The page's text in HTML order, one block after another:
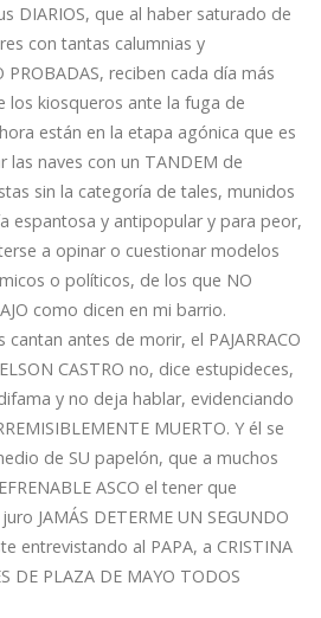
DIARIOS, que al haber saturado de
con tantas calumnias y
PROBADAS, reciben cada día más
los kiosqueros ante la fuga de
están en la etapa agónica que es
las naves con un TANDEM de
sin la categoría de tales, munidos
espantosa y antipopular y para peor,
a opinar o cuestionar modelos
o políticos, de los que NO
como dicen en mi barrio.
antes de morir, el PAJARRACO
CASTRO no, dice estupideces,
y no deja hablar, evidenciando
MUERTO. Y él se
de SU papelón, que a muchos
ASCO el tener que
JAMÁS DETERME UN SEGUNDO
entrevistando al PAPA, a CRISTINA
DE PLAZA DE MAYO TODOS